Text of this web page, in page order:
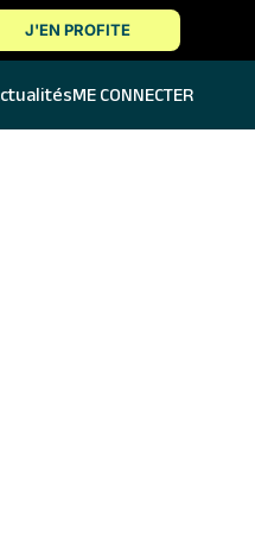
J'EN PROFITE
ME CONNECTER